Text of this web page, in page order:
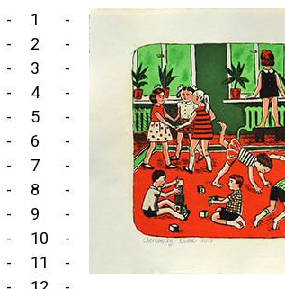
-
1
-
-
2
-
-
3
-
-
4
-
-
5
-
-
6
-
-
7
-
-
8
-
-
9
-
-
10
-
-
11
-